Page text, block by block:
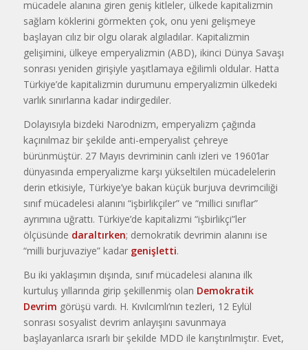
mücadele alanına giren geniş kitleler, ülkede kapitalizmin
sağlam köklerini görmekten çok, onu yeni gelişmeye
başlayan cılız bir olgu olarak algıladılar. Kapitalizmin
gelişimini, ülkeye emperyalizmin (ABD), ikinci Dünya Savaşı
sonrası yeniden girişiyle yaşıtlamaya eğilimli oldular. Hatta
Türkiye’de kapitalizmin durumunu emperyalizmin ülkedeki
varlık sınırlarına kadar indirgediler.
Dolayısıyla bizdeki Narodnizm, emperyalizm çağında
kaçınılmaz bir şekilde anti-emperyalist çehreye
bürünmüştür. 27 Mayıs devriminin canlı izleri ve 1960’lar
dünyasında emperyalizme karşı yükseltilen mücadelelerin
derin etkisiyle, Türkiye’ye bakan küçük burjuva devrimciliği
sınıf mücadelesi alanını “işbirlikçiler” ve “millici sınıflar”
ayrımına uğrattı. Türkiye’de kapitalizmi “işbirlikçi”ler
ölçüsünde daraltırken; demokratik devrimin alanını ise
“milli burjuvaziye” kadar genişletti.
Bu iki yaklaşımın dışında, sınıf mücadelesi alanına ilk
kurtuluş yıllarında girip şekillenmiş olan Demokratik
Devrim görüşü vardı. H. Kıvılcımlı’nın tezleri, 12 Eylül
sonrası sosyalist devrim anlayışını savunmaya
başlayanlarca ısrarlı bir şekilde MDD ile karıştırılmıştır. Evet,